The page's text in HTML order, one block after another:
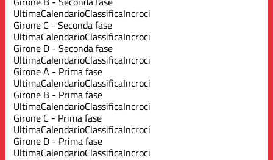
UltimaCalendarioClassificaIncroci
Girone C - Seconda fase
UltimaCalendarioClassificaIncroci
Girone D - Seconda fase
UltimaCalendarioClassificaIncroci
Girone A - Prima fase
UltimaCalendarioClassificaIncroci
Girone B - Prima fase
UltimaCalendarioClassificaIncroci
Girone C - Prima fase
UltimaCalendarioClassificaIncroci
Girone D - Prima fase
UltimaCalendarioClassificaIncroci